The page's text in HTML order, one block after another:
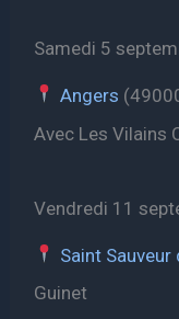
Samedi 5
Angers
Avec Les Vilains
Vendredi 11
Saint Sauveur
Guinet